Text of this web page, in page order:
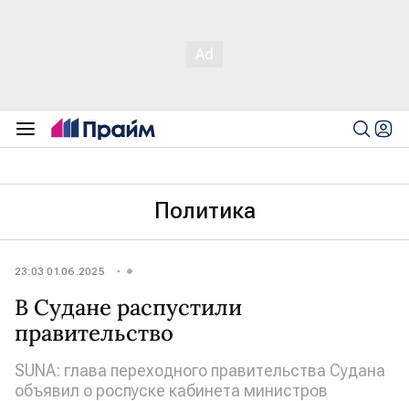
Политика
23:03 01.06.2025
В Судане распустили
правительство
SUNA: глава переходного правительства Судана
объявил о роспуске кабинета министров